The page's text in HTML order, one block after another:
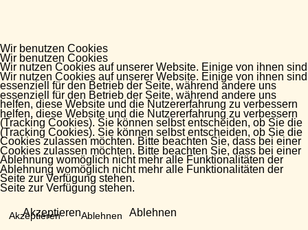
Wir benutzen Cookies
Wir nutzen Cookies auf unserer Website. Einige von ihnen sind
essenziell für den Betrieb der Seite, während andere uns
helfen, diese Website und die Nutzererfahrung zu verbessern
(Tracking Cookies). Sie können selbst entscheiden, ob Sie die
Cookies zulassen möchten. Bitte beachten Sie, dass bei einer
Ablehnung womöglich nicht mehr alle Funktionalitäten der
Seite zur Verfügung stehen.
Akzeptieren Ablehnen
Wir benutzen Cookies
Wir nutzen Cookies auf unserer Website. Einige von ihnen sind
essenziell für den Betrieb der Seite, während andere uns
helfen, diese Website und die Nutzererfahrung zu verbessern
(Tracking Cookies). Sie können selbst entscheiden, ob Sie die
Cookies zulassen möchten. Bitte beachten Sie, dass bei einer
Ablehnung womöglich nicht mehr alle Funktionalitäten der
Seite zur Verfügung stehen.
Akzeptieren Ablehnen